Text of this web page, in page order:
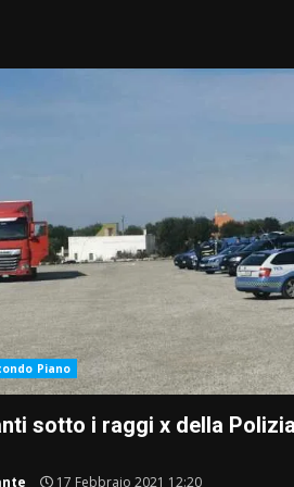
Piano
sotto i raggi x della
17 Febbraio 2021 12:20